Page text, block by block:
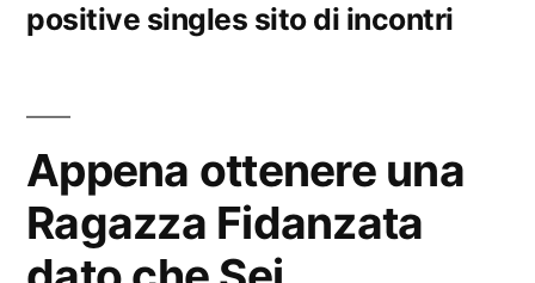
positive singles sito di incontri
Appena ottenere una
Ragazza Fidanzata